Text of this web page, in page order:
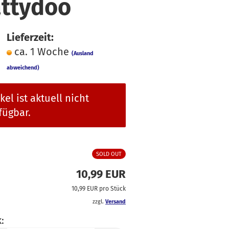
Mood
& Hosensoffe
/ Double
& Bänder
Lieferzeit:
ca. 1 Woche (Ausland
abweichend)
ist aktuell nicht
SOLD OUT
10,99 EUR
10,99 EUR pro Stück
zzgl. Versand